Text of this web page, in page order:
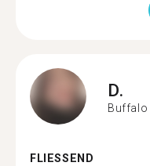
D.
Buffalo
FLIESSEND